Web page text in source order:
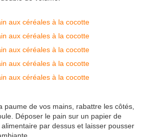
paume de vos mains, rabattre les côtés,
Déposer le pain sur un papier de
par dessus et laisser pousser